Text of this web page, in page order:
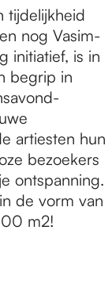
tijdelijkheid
nog Vasim-
initiatief, is in
begrip in
artiesten hun
bezoekers
ontspanning.
de vorm van
m2!